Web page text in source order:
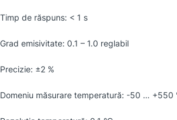
Timp de răspuns: < 1 s
Grad emisivitate: 0.1 – 1.0 reglabil
Precizie: ±2 %
Domeniu măsurare temperatură: -50 … +550